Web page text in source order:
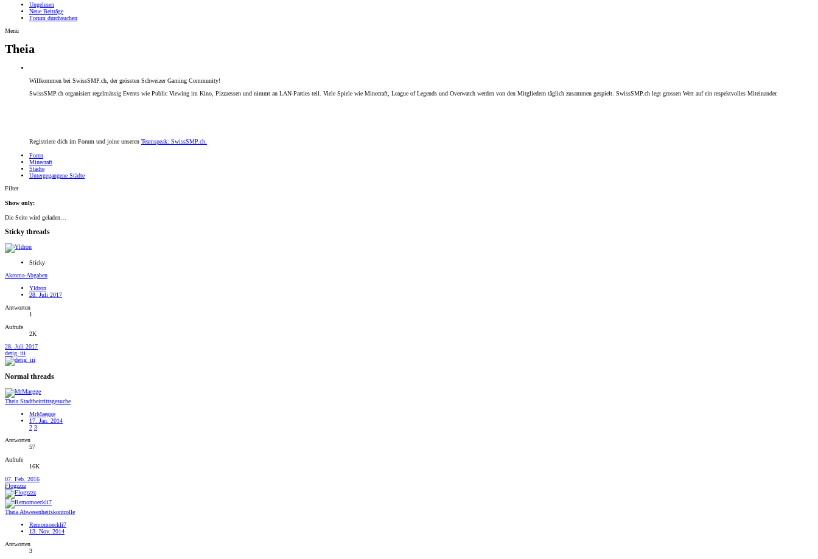
Ungelesen
Neue Beiträge
Forum durchsuchen
Menü
Theia
Willkommen bei SwissSMP.ch, der grössten Schweizer Gaming Community!
SwissSMP.ch organisiert regelmässig Events wie Public Viewing im Kino, Pizzaessen und nimmt an LAN-Parties teil. Viele Spiele wie Minecraft, League of Legends und Overwatch werden von den Mitgliedern täglich zusammen gespielt. SwissSMP.ch legt grossen Wert auf ein respektvolles Miteinander.
Registriere dich im Forum und joine unseren Teamspeak: SwissSMP.ch.
Foren
Minecraft
Städte
Untergegangene Städte
Filter
Show only:
Die Seite wird geladen…
Sticky threads
Sticky
Akroma-Abgaben
Yldron
28. Juli 2017
Antworten
1
Aufrufe
2K
28. Juli 2017
detig_iii
Normal threads
Theia Stadtbeitrittsgesuche
MrMaegge
17. Jan. 2014
2 3
Antworten
57
Aufrufe
16K
07. Feb. 2016
Flogzzzz
Theia Abwesenheitskontrolle
Remomoeckli7
13. Nov. 2014
Antworten
3